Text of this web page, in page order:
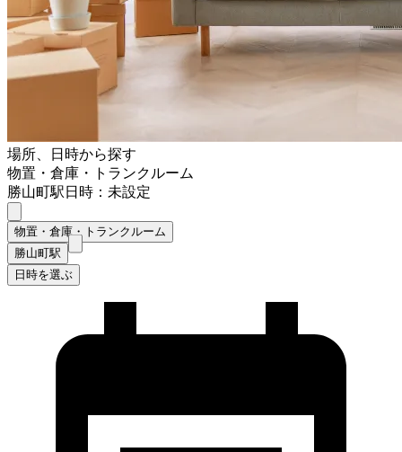
場所、日時から探す
物置・倉庫・トランクルーム
勝山町駅日時：未設定
物置・倉庫・トランクルーム
勝山町駅
日時を選ぶ